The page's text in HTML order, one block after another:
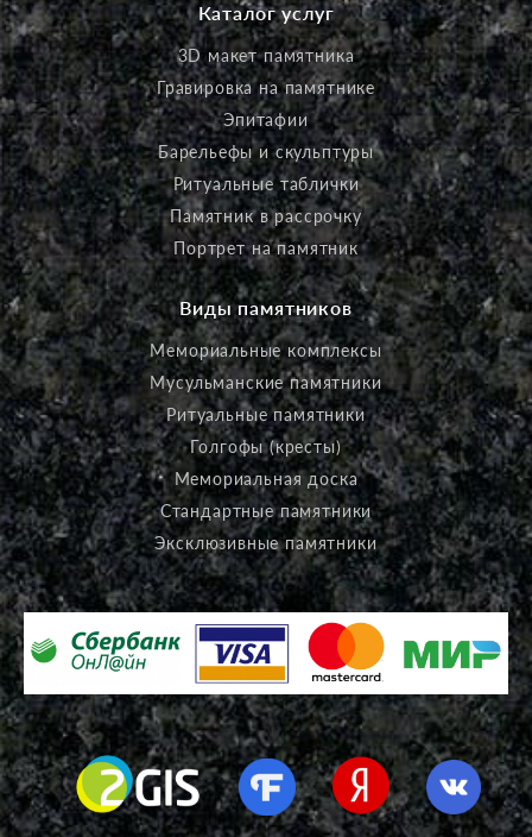
Каталог услуг
3D макет памятника
Гравировка на памятнике
Эпитафии
Барельефы и скульптуры
Ритуальные таблички
Памятник в рассрочку
Портрет на памятник
Виды памятников
Мемориальные комплексы
Мусульманские памятники
Ритуальные памятники
Голгофы (кресты)
Мемориальная доска
Стандартные памятники
Эксклюзивные памятники